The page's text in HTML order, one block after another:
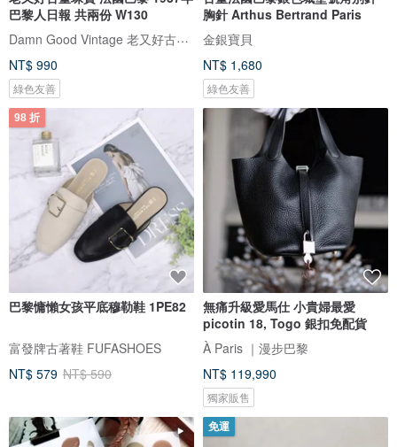
巴黎人日報 共兩份 W130
Damn Good Vintage 老又好古董珠寶
NT$ 990
綠色友善
胸針 Arthus Bertrand Paris
金銀寶貝
NT$ 1,680
綠色友善
98 折
巴黎慵懶女孩平底穆勒鞋 1PE82
富發牌古著鞋 FUFASHOES
NT$ 579 NT$ 590
無痛升級愛馬仕 小貴婦最愛
picotin 18, Togo 銀扣免配貨
À Paris ｜漫步巴黎
NT$ 119,990
獨家販售
免運